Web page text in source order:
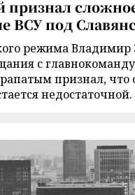
признал
ВСУ под
режима Владимир
с
признал, что
недостаточной.